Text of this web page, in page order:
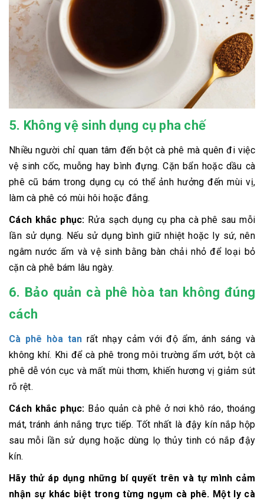
5. Không vệ sinh dụng cụ pha chế
Nhiều người chỉ quan tâm đến bột cà phê mà quên đi việc
vệ sinh cốc, muỗng hay bình đựng. Cặn bẩn hoặc dầu cà
phê cũ bám trong dụng cụ có thể ảnh hưởng đến mùi vị,
làm cà phê có mùi hôi hoặc đắng.
Cách khắc phục: Rửa sạch dụng cụ pha cà phê sau mỗi
lần sử dụng. Nếu sử dụng bình giữ nhiệt hoặc ly sứ, nên
ngâm nước ấm và vệ sinh bằng bàn chải nhỏ để loại bỏ
cặn cà phê bám lâu ngày.
6. Bảo quản cà phê hòa tan không đúng
cách
Cà phê hòa tan rất nhạy cảm với độ ẩm, ánh sáng và
không khí. Khi để cà phê trong môi trường ẩm ướt, bột cà
phê dễ vón cục và mất mùi thơm, khiến hương vị giảm sút
rõ rệt.
Cách khắc phục: Bảo quản cà phê ở nơi khô ráo, thoáng
mát, tránh ánh nắng trực tiếp. Tốt nhất là đậy kín nắp hộp
sau mỗi lần sử dụng hoặc dùng lọ thủy tinh có nắp đậy
kín.
Hãy thử áp dụng những bí quyết trên và tự mình cảm
nhận sự khác biệt trong từng ngụm cà phê. Một ly cà